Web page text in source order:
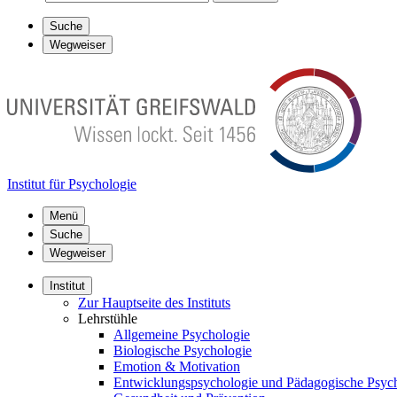
Suche
Wegweiser
Institut für Psychologie
Menü
Suche
Wegweiser
Institut
Zur Hauptseite des Instituts
Lehrstühle
Allgemeine Psychologie
Biologische Psychologie
Emotion & Motivation
Entwicklungspsychologie und Pädagogische